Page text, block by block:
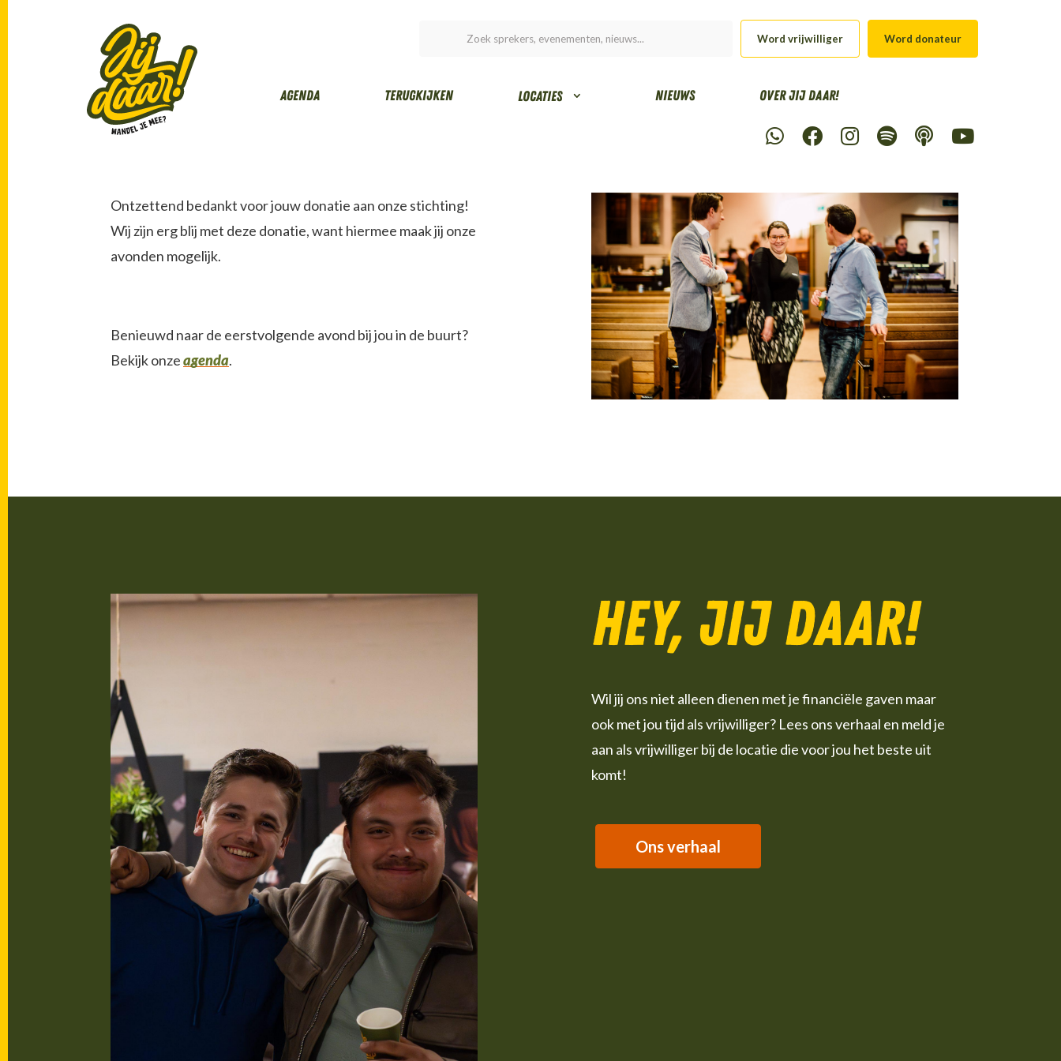
Word vrijwilliger Word donateur
Agenda Terugkijken Locaties Nieuws Over Jij daar!
Ontzettend bedankt voor jouw donatie aan onze stichting!
Wij zijn erg blij met deze donatie, want hiermee maak jij onze
avonden mogelijk.
Benieuwd naar de eerstvolgende avond bij jou in de buurt?
Bekijk onzeagenda.
Hey, jij daar!
Wil jij ons niet alleen dienen met je financiële gaven maar
ook met jou tijd als vrijwilliger? Lees ons verhaal en meld je
aan als vrijwilliger bij de locatie die voor jou het beste uit
komt!
Ons verhaal